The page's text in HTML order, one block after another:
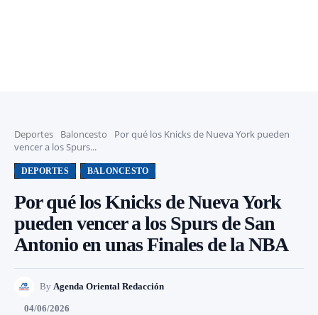
Deportes Baloncesto
Por qué los Knicks de Nueva York pueden
vencer a los Spurs...
DEPORTES BALONCESTO
Por qué los Knicks de Nueva York
pueden vencer a los Spurs de San
Antonio en unas Finales de la NBA
By Agenda Oriental Redacción
04/06/2026